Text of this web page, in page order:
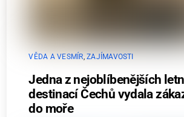
VĚDA A VESMÍR,ZAJÍMAVOSTI
Jedna z nejoblíbenějších
destinací Čechů vydala
do moře